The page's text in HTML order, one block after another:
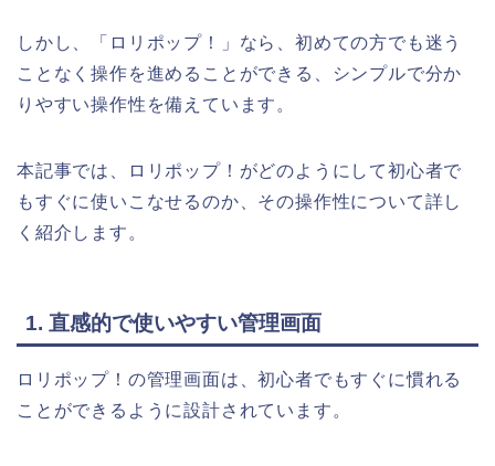
しかし、「ロリポップ！」なら、初めての方でも迷う
ことなく操作を進めることができる、シンプルで分か
りやすい操作性を備えています。
本記事では、ロリポップ！がどのようにして初心者で
もすぐに使いこなせるのか、その操作性について詳し
く紹介します。
1. 直感的で使いやすい管理画面
ロリポップ！の管理画面は、初心者でもすぐに慣れる
ことができるように設計されています。